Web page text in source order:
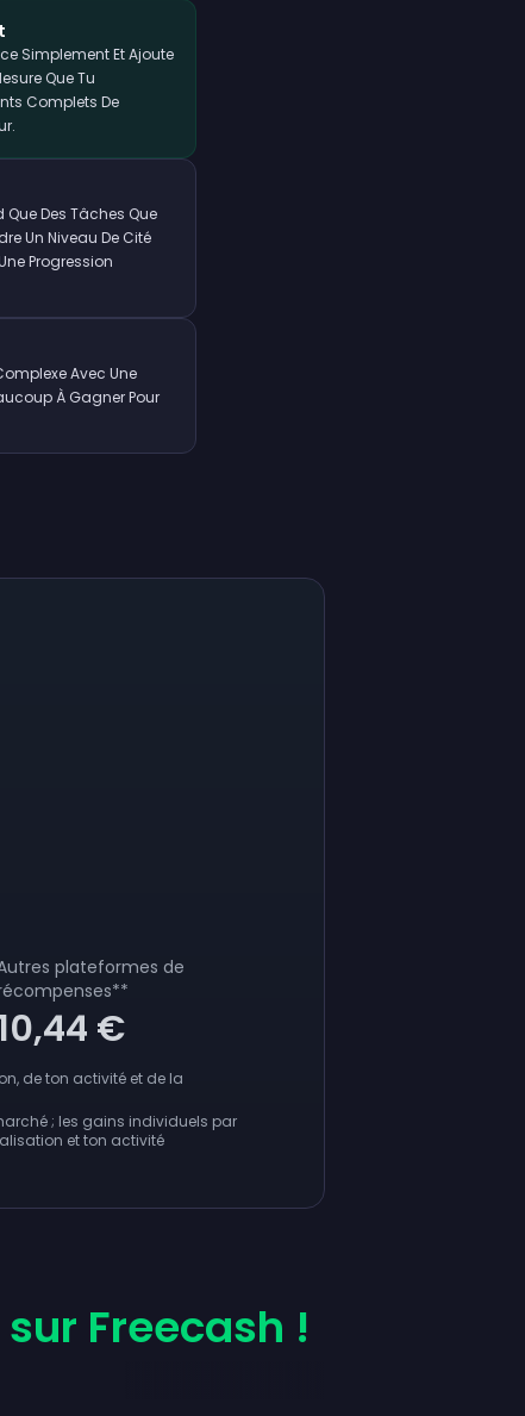
Simplement Et Ajoute
Que Tu
Complets De
Des Tâches Que
Un Niveau De Cité
Progression
Avec Une
À Gagner Pour
plateformes de
**
€
de ton activité et de la
; les gains individuels par
et ton activité
Freecash !